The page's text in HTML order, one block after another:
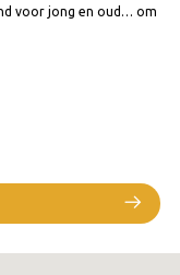
voor jong en oud… om